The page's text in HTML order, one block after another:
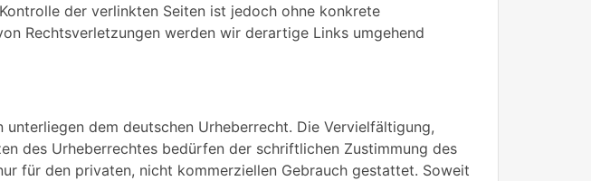
der verlinkten Seiten ist jedoch ohne konkrete
Rechtsverletzungen werden wir derartige Links umgehend
dem deutschen Urheberrecht. Die Vervielfältigung,
des Urheberrechtes bedürfen der schriftlichen Zustimmung des
für den privaten, nicht kommerziellen Gebrauch gestattet. Soweit